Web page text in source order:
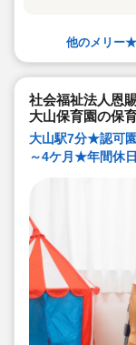
■入社
です。
他のメリー
社会福祉法人恩
大山保育園の保
大山駅7分★認可
～4ケ月★年間休